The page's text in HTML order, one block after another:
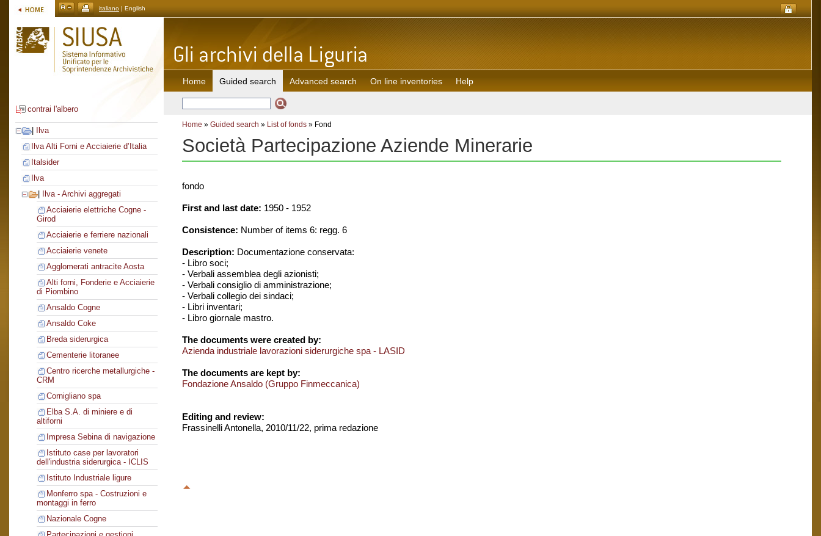
italiano | English
contrai l'albero
Ilva
Ilva Alti Forni e Acciaierie d’Italia
Italsider
Ilva
Ilva - Archivi aggregati
Acciaierie elettriche Cogne -
Girod
Acciaierie e ferriere nazionali
Acciaierie venete
Agglomerati antracite Aosta
Alti forni, Fonderie e Acciaierie
di Piombino
Ansaldo Cogne
Ansaldo Coke
Breda siderurgica
Cementerie litoranee
Centro ricerche metallurgiche -
CRM
Cornigliano spa
Elba S.A. di miniere e di
altiforni
Impresa Sebina di navigazione
Istituto case per lavoratori
dell'industria siderurgica - ICLIS
Istituto Industriale ligure
Monferro spa - Costruzioni e
montaggi in ferro
Nazionale Cogne
Home Guided search Advanced search On line inventories Help
Home » Guided search » List of fonds » Fond
Società Partecipazione Aziende Minerarie
fondo
First and last date: 1950 - 1952
Consistence: Number of items 6: regg. 6
Description: Documentazione conservata:
- Libro soci;
- Verbali assemblea degli azionisti;
- Verbali consiglio di amministrazione;
- Verbali collegio dei sindaci;
- Libri inventari;
- Libro giornale mastro.
The documents were created by:
Azienda industriale lavorazioni siderurgiche spa - LASID
The documents are kept by:
Fondazione Ansaldo (Gruppo Finmeccanica)
Editing and review:
Frassinelli Antonella, 2010/11/22, prima redazione